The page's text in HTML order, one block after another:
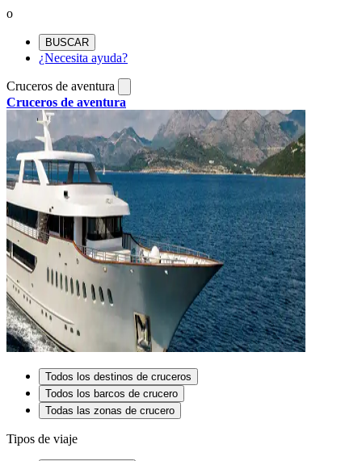
o
BUSCAR
¿Necesita ayuda?
Cruceros de aventura
Cruceros de aventura
Todos los destinos de cruceros
Todos los barcos de crucero
Todas las zonas de crucero
Tipos de viaje